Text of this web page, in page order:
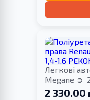
Легкові
Megane
2 330.00